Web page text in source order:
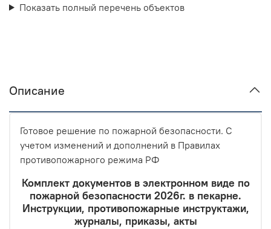
Показать полный перечень объектов
Описание
Готовое решение по пожарной безопасности. С
учетом изменений и дополнений в Правилах
противопожарного режима РФ
Комплект документов в электронном виде по
пожарной безопасности 2026г. в пекарне.
Инструкции, противопожарные инструктажи,
журналы, приказы, акты